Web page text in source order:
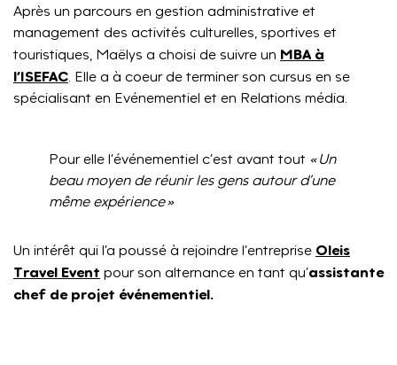
Après un parcours en gestion administrative et
management des activités culturelles, sportives et
touristiques, Maëlys a choisi de suivre un MBA à
l’ISEFAC. Elle a à coeur de terminer son cursus en se
spécialisant en Evénementiel et en Relations média.
Pour elle l’événementiel c’est avant tout « Un
beau moyen de réunir les gens autour d’une
même expérience »
Un intérêt qui l’a poussé à rejoindre l’entreprise Oleis
Travel Event pour son alternance en tant qu’assistante
chef de projet événementiel.